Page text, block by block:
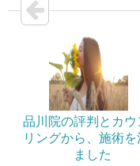
品川院の評判とカウ
リングから、施術を
ました